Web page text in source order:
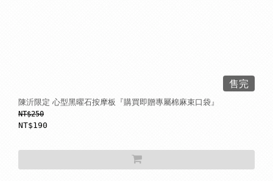
售完
陳沂限定 心型黑曜石按摩板『購買即贈專屬棉麻束口袋』
NT$250
NT$190